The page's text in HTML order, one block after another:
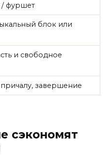
фуршет
блок или
и свободное
завершение
сэкономят